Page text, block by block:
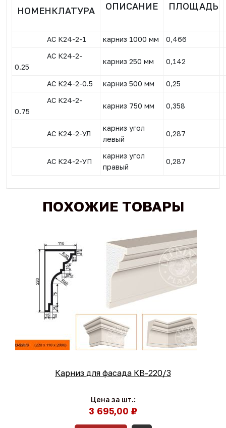
НОМЕНКЛАТУРА ОПИСАНИЕ ПЛОЩАДЬ
АС К24-2-1 карниз 1000 мм
0,466
АС К24-2-
0.25
карниз 250 мм 0,142
АС К24-2-0.5 карниз 500 мм
0,25
АС К24-2-
0.75
карниз 750 мм 0,358
АС К24-2-УЛ
карниз угол
левый
0,287
АС К24-2-УП
карниз угол
правый
0,287
ПОХОЖИЕ ТОВАРЫ
Карниз для фасада КВ-220/3
Цена за шт.:
3 695,00 ₽